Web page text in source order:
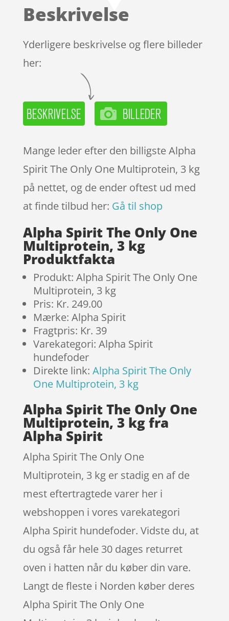
på
mmelser
Beskrivelse
Yderligere beskrivelse og flere billeder
her:
Mange leder efter den billigste Alpha
Spirit The Only One Multiprotein, 3 kg
på nettet, og de ender oftest ud med
at finde tilbud her: Gå til shop
Alpha Spirit The Only One
Multiprotein, 3 kg
Produktfakta
Produkt: Alpha Spirit The Only One
Multiprotein, 3 kg
Pris: Kr. 249.00
Mærke: Alpha Spirit
Fragtpris: Kr. 39
Varekategori: Alpha Spirit
hundefoder
Direkte link: Alpha Spirit The Only
One Multiprotein, 3 kg
Alpha Spirit The Only One
Multiprotein, 3 kg fra
Alpha Spirit
Alpha Spirit The Only One
Multiprotein, 3 kg er stadig en af de
mest eftertragtede varer her i
webshoppen i vores varekategori
Alpha Spirit hundefoder. Vidste du, at
du også får hele 30 dages returret
oven i hatten når du køber din vare.
Langt de fleste i Norden køber deres
Alpha Spirit The Only One